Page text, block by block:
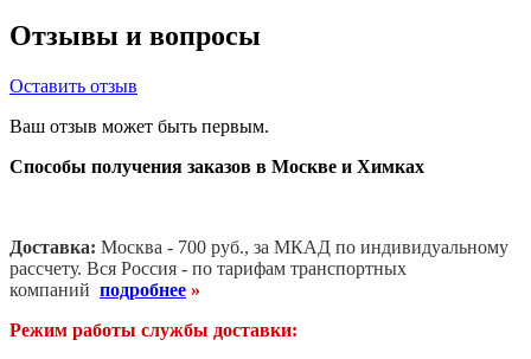
Отзывы и вопросы
Оставить отзыв
Ваш отзыв может быть первым.
Способы получения заказов в Москве и Химках
Доставка: Москва - 700 руб., за МКАД по индивидуальному
рассчету. Вся Россия - по тарифам транспортных
компаний подробнее »
Режим работы службы доставки: